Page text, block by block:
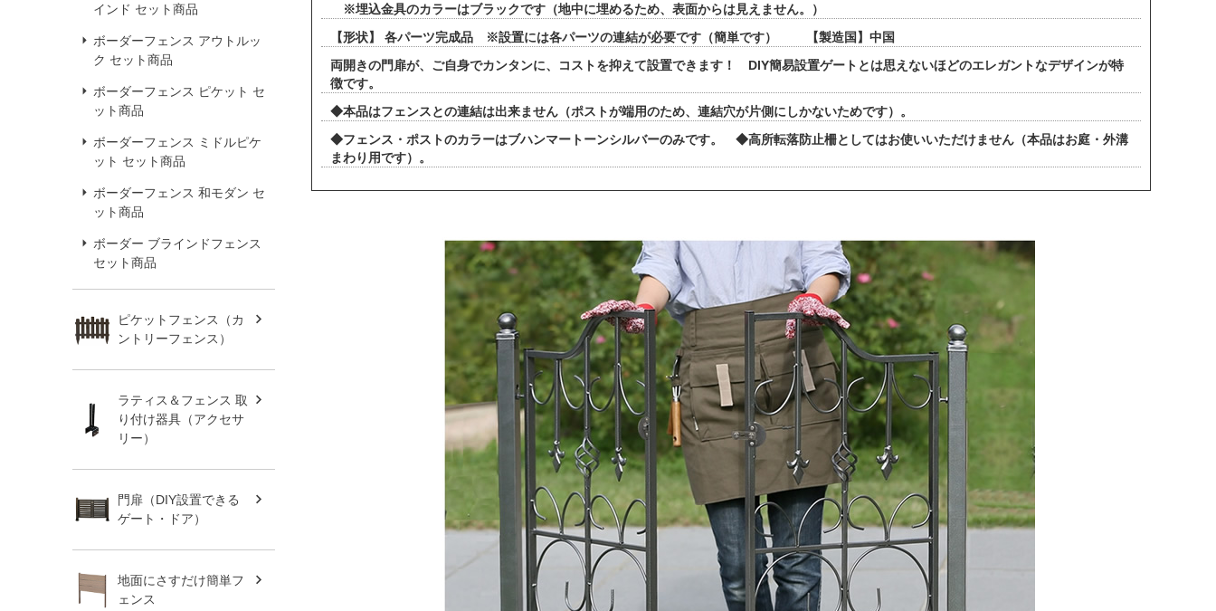
インド セット商品
ボーダーフェンス アウトルッ
ク セット商品
ボーダーフェンス ピケット セ
ット商品
ボーダーフェンス ミドルピケ
ット セット商品
ボーダーフェンス 和モダン セ
ット商品
ボーダー ブラインドフェンス
セット商品
ピケットフェンス（カ
ントリーフェンス）
ラティス＆フェンス 取
り付け器具（アクセサ
リー）
門扉（DIY設置できる
ゲート・ドア）
地面にさすだけ簡単フ
ェンス
※埋込金具のカラーはブラックです（地中に埋めるため、表面からは見えません。）
【形状】 各パーツ完成品 ※設置には各パーツの連結が必要です（簡単です） 【製造国】中国
両開きの門扉が、ご自身でカンタンに、コストを抑えて設置できます！ DIY簡易設置ゲートとは思えないほどのエレガントなデザインが特
徴です。
◆本品はフェンスとの連結は出来ません（ポストが端用のため、連結穴が片側にしかないためです）。
◆フェンス・ポストのカラーはブハンマートーンシルバーのみです。 ◆高所転落防止柵としてはお使いいただけません（本品はお庭・外溝
まわり用です）。